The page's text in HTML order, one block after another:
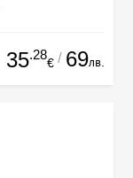
35.28
€ / 69лв.